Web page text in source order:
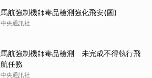
馬航強制機師毒品檢測強化飛安(圖)
中央通訊社
馬航強制機師毒品檢測 未完成不得執行飛
航任務
中央通訊社